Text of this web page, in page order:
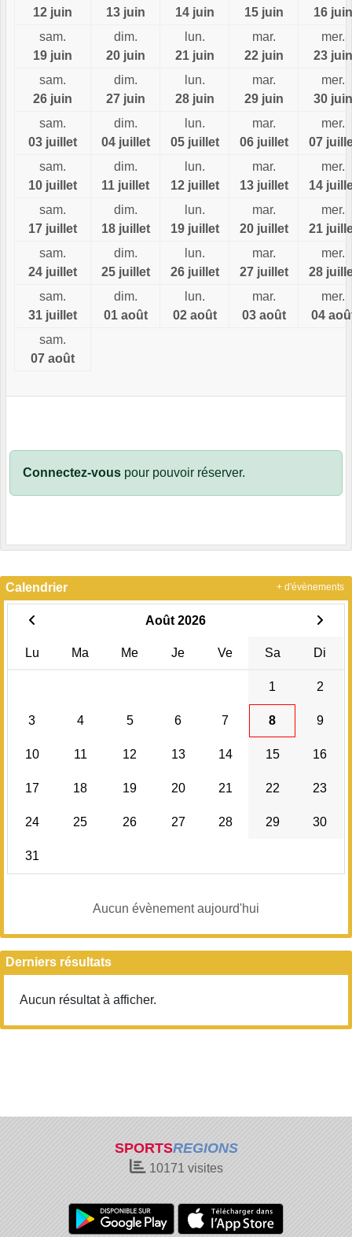
12 juin 13 juin 14 juin 15 juin
16 juin
sam.
19 juin
dim.
20 juin
lun.
21 juin
mar.
22 juin
mer.
23 juin
sam.
26 juin
dim.
27 juin
lun.
28 juin
mar.
29 juin
mer.
30 juin
sam.
03 juillet
dim.
04 juillet
lun.
05 juillet
mar.
06 juillet
mer.
07
sam.
10 juillet
dim.
11 juillet
lun.
12 juillet
mar.
13 juillet
mer.
14
sam.
17 juillet
dim.
18 juillet
lun.
19 juillet
mar.
20 juillet
mer.
21
sam.
24 juillet
dim.
25 juillet
lun.
26 juillet
mar.
27 juillet
mer.
28
sam.
31 juillet
dim.
01 août
lun.
02 août
mar.
03 août
mer.
04
sam.
07 août
Connectez-vous pour pouvoir réserver.
Calendrier
Août 2026
Lu Ma Me Je Ve Sa Di
1 2
3 4 5 6 7 8 9
10 11 12 13 14 15 16
17 18 19 20 21 22 23
24 25 26 27 28 29 30
31
Aucun évènement aujourd'hui
+ d'évènements
Derniers résultats
Aucun résultat à afficher.
SPORTSREGIONS
10171 visites